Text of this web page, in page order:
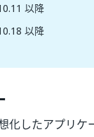
以降
以降
したアプリケ